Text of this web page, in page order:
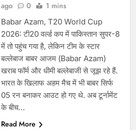
ago
0 1 mins
Babar Azam, T20 World Cup
2026: टी20 वर्ल्ड कप में पाकिस्तान सुपर-8
में तो पहुंच गया है, लेकिन टीम के स्टार
बल्लेबाज बाबर आजम (Babar Azam)
खराब फॉर्म और धीमी बल्लेबाजी से जूझ रहे हैं.
भारत के खिलाफ अहम मैच में भी बाबर सिर्फ
05 रन बनाकर आउट हो गए थे. अब टूर्नामेंट
के बीच…
Read More